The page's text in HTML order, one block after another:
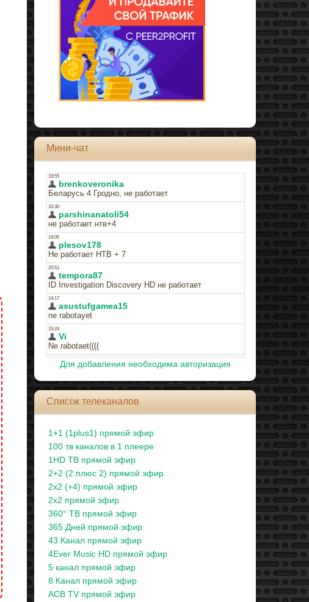
Мини-чат
Для добавления необходима авторизация
Список телеканалов
1+1 (1plus1) прямой эфир
100 тв каналов в 1 плеере
1HD ТВ прямой эфир
2+2 (2 плюс 2) прямой эфир
2x2 (+4) прямой эфир
2x2 прямой эфир
360° ТВ прямой эфир
365 Дней прямой эфир
43 Канал прямой эфир
4Ever Music HD прямой эфир
5 канал прямой эфир
8 Канал прямой эфир
ACB TV прямой эфир